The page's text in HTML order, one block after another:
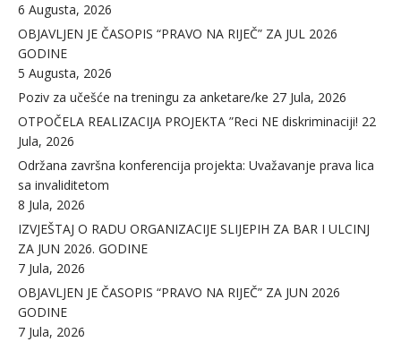
6 Augusta, 2026
OBJAVLJEN JE ČASOPIS “PRAVO NA RIJEČ” ZA JUL 2026
GODINE
5 Augusta, 2026
Poziv za učešće na treningu za anketare/ke 27 Jula, 2026
OTPOČELA REALIZACIJA PROJEKTA ”Reci NE diskriminaciji! 22
Jula, 2026
Održana završna konferencija projekta: Uvažavanje prava lica
sa invaliditetom
8 Jula, 2026
IZVJEŠTAJ O RADU ORGANIZACIJE SLIJEPIH ZA BAR I ULCINJ
ZA JUN 2026. GODINE
7 Jula, 2026
OBJAVLJEN JE ČASOPIS “PRAVO NA RIJEČ” ZA JUN 2026
GODINE
7 Jula, 2026